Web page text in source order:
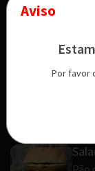
Pão
Aviso
Por favor